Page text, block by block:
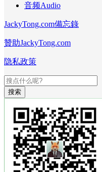
音频Audio
JackyTong.com備忘錄
贊助JackyTong.com
隐私政策
搜索